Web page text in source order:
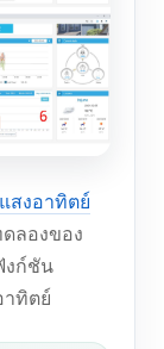
สงอาทิตย์
ลองของ
งก์ชัน
ทิตย์